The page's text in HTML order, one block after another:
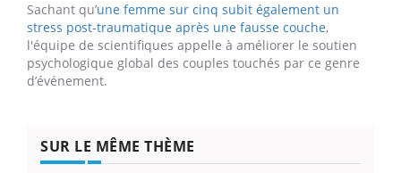
Sachant qu’une femme sur cinq subit également un
stress post-traumatique après une fausse couche,
l'équipe de scientifiques appelle à améliorer le soutien
psychologique global des couples touchés par ce genre
d’événement.
SUR LE MÊME THÈME